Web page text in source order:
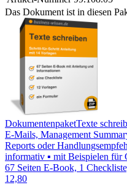
Das Dokument ist in diesen
DokumentenpaketTexte
E-Mails, Management
Reports oder
informativ ▪ mit Beispielen für
67 Seiten E-Book, 1
12,80